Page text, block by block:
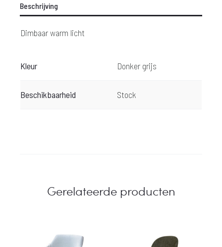
Beschrijving
Dimbaar warm licht
Kleur Donker grijs
Beschikbaarheid Stock
Gerelateerde producten